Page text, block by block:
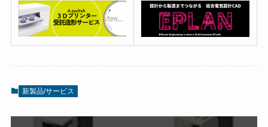
新製品/サービス